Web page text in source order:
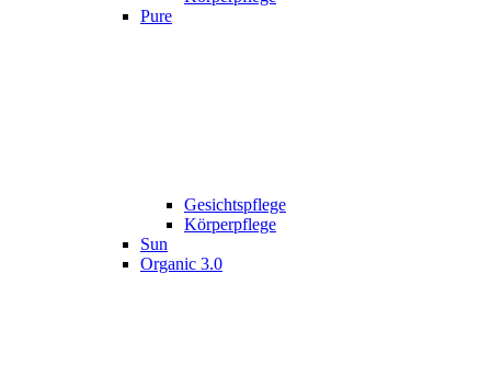
Pure
Gesichtspflege
Körperpflege
Sun
Organic 3.0